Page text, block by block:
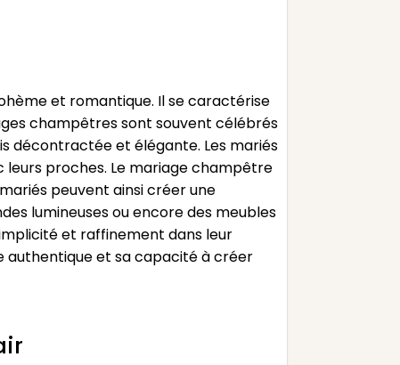
et romantique. Il se caractérise
champêtres sont souvent célébrés
décontractée et élégante. Les mariés
proches. Le mariage champêtre
peuvent ainsi créer une
lumineuses ou encore des meubles
et raffinement dans leur
authentique et sa capacité à créer